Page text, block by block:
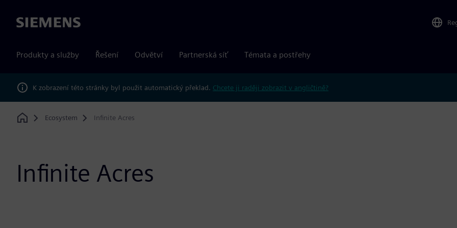
Siemens
Produkty a služby Řešení Odvětví Partnerská síť Témata a postřehy
K zobrazení této stránky byl použit automatický překlad. Chcete ji raději zobrazit v angličtině?
Home
Ecosystem Infinite Acres
Infinite Acres